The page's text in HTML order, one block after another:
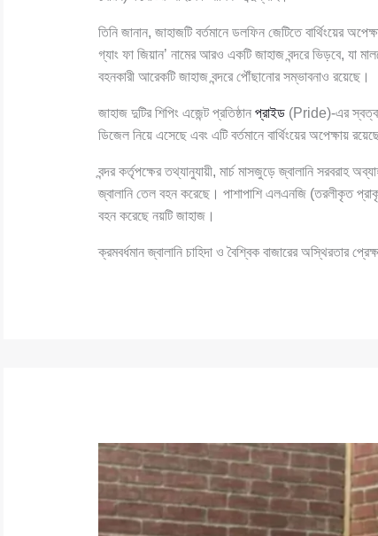
তিনি জানান, জাহাজটি বর্তমানে ডলফিন জেটিতে বার্থিংয়ের
গ্যাং ফা জিয়ান’ নামের আরও একটি জাহাজ বন্দরে ভিড়বে, যা
বহনকারী আরেকটি জাহাজ বন্দরে পৌঁছানোর সম্ভাবনাও রয়েছে।
জাহাজ দুটির শিপিং এজেন্ট প্রতিষ্ঠান প্রাইড(Pride)-এর
ডিজেল নিয়ে এসেছে এবং এটি বর্তমানে বার্থিংয়ের অপেক্ষায়
বন্দর কর্তৃপক্ষের তথ্যানুযায়ী, মার্চ মাসজুড়ে জ্বালানি সরবরাহ
জ্বালানি তেল বহন করেছে। পাশাপাশি এলএনজি (তরলীকৃত
বহন করেছে নয়টি জাহাজ।
ক্রমবর্ধমান জ্বালানি চাহিদা ও বৈশ্বিক বাজারের অস্থিরতার